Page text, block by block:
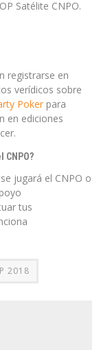
Satélite CNPO.
registrarse en
verídicos sobre
Poker para
en ediciones
jugará el CNPO o
tus
2018